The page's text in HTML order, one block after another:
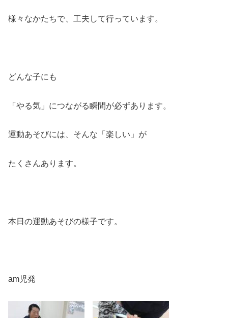
様々なかたちで、工夫して行っています。
どんな子にも
「やる気」につながる瞬間が必ずあります。
運動あそびには、そんな「楽しい」が
たくさんあります。
本日の運動あそびの様子です。
am児発